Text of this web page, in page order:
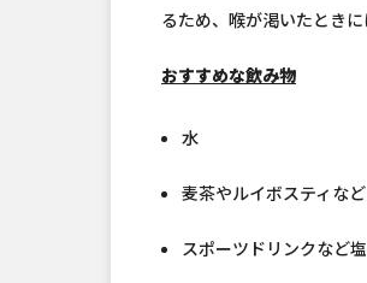
るため、喉が渇いたときに
おすすめな飲み物
水
麦茶やルイボスティな
スポーツドリンクなど